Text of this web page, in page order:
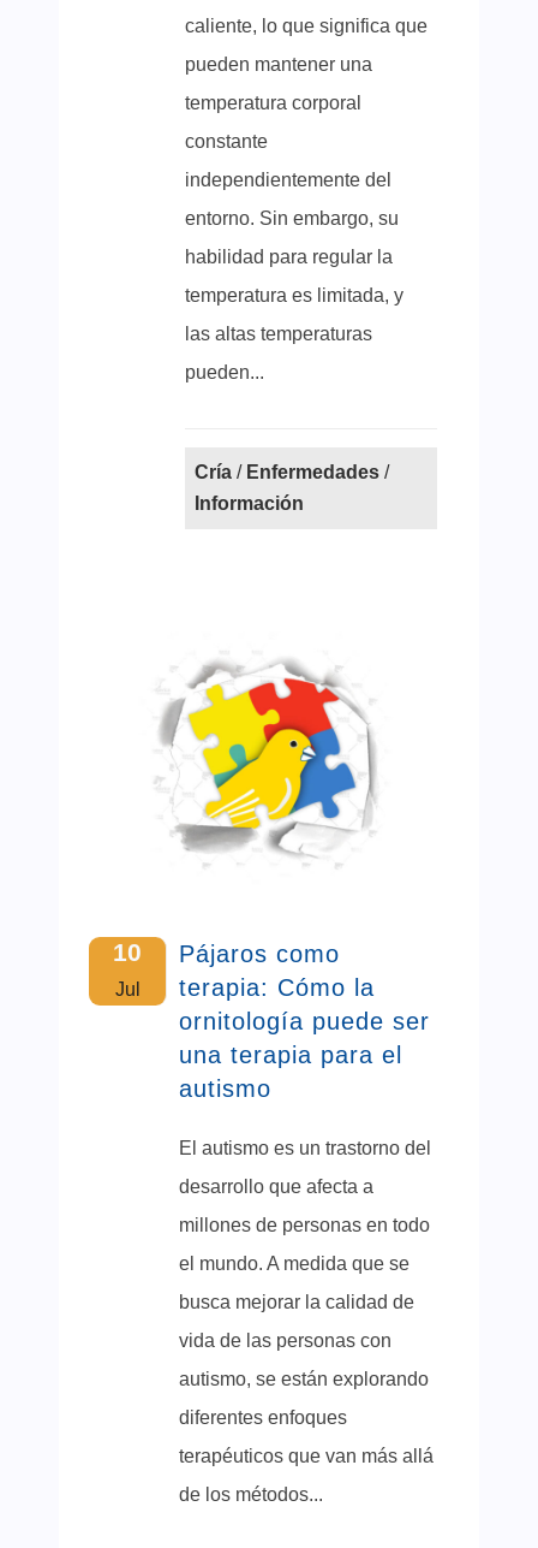
caliente, lo que significa que
pueden mantener una
temperatura corporal
constante
independientemente del
entorno. Sin embargo, su
habilidad para regular la
temperatura es limitada, y
las altas temperaturas
pueden...
Cría / Enfermedades /
Información
10
Jul
Pájaros como
terapia: Cómo la
ornitología puede ser
una terapia para el
autismo
El autismo es un trastorno del
desarrollo que afecta a
millones de personas en todo
el mundo. A medida que se
busca mejorar la calidad de
vida de las personas con
autismo, se están explorando
diferentes enfoques
terapéuticos que van más allá
de los métodos...